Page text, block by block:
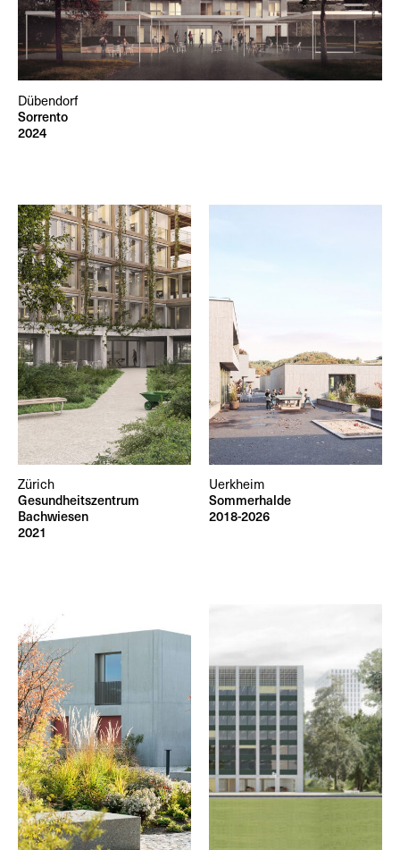
Dübendorf
Sorrento
2024
Zürich
Gesundheitszentrum
Bachwiesen
2021
Uerkheim
Sommerhalde
2018-2026